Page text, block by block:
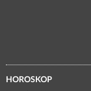
HOROSKOP